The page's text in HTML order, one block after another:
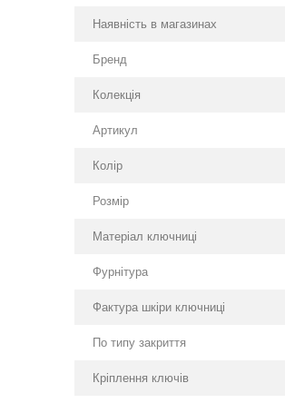
Наявність в магазинах
Бренд
Колекція
Артикул
Колір
Розмір
Матеріал ключниці
Фурнітура
Фактура шкіри ключниці
По типу закриття
Кріплення ключів